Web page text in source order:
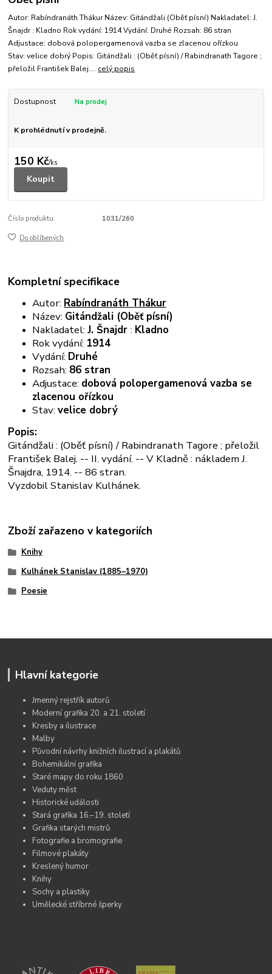
Autor: Rabíndranáth Thákur Název: Gitándžali (Oběť písní) Nakladatel: J.
Šnajdr : Kladno Rok vydání: 1914 Vydání: Druhé Rozsah: 86 stran
Adjustace: dobová polopergamenová vazba se zlacenou ořízkou
Stav: velice dobrý Popis: Gitándžali : (Oběť písní) / Rabindranath Tagore ;
přeložil František Balej.... celý popis
Dostupnost
K prohlédnutí v prodejně.
150 Kč/ks
Koupit
Číslo produktu: 1031/260
Do oblíbených
Kompletní specifikace
Autor: Rabíndranáth Thákur
Název: Gitándžali (Oběť písní)
Nakladatel:J. Šnajdr: Kladno
Rok vydání: 1914
Vydání: Druhé
Rozsah: 86 stran
Adjustace: dobová polopergamenová vazba se
zlacenou ořízkou
Stav:velice dobrý
Popis:
Gitándžali : (Oběť písní) / Rabindranath Tagore ; přeložil
František Balej. -- II. vydání. -- V Kladně : nákladem J.
Šnajdra, 1914. -- 86 stran.
Vyzdobil Stanislav Kulhánek.
Zboží zařazeno v kategoriích
Knihy
Kulhánek Stanislav (1885–1970)
Poesie
Hlavní kategorie
Jmenný rejstřík autorů
Moderní grafika 20. a 21. století
Kresby a ilustrace
Malby
Původní návrhy knižních ilustrací a plakátů
Bohemikální grafika
Staré mapy do roku 1860
Veduty měst
Historické události
Stará grafika 16.–19. století
Grafika starých mistrů
Fotografie a bromografie
Filmové plakáty
Kreslený humor
Knihy
Sochy a plastiky
Umělecké stříbrné šperky